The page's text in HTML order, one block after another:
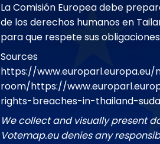
La Comisión Europea debe
de los derechos humanos en
para que respete sus
Sources
https://
room/https://
rights-breaches-in-thailand-
We collect and visually present
Votemap.eu denies any